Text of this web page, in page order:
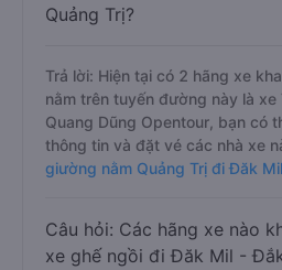
Quảng Trị?
Trả lời: Hiện tại có 2 hãng xe
nằm trên tuyến đường này là xe
Quang Dũng Opentour, bạn có
thông tin và đặt vé các nhà xe
giường nằm Quảng Trị đi Đăk
Câu hỏi: Các hãng xe nào
xe ghế ngồi đi Đăk Mil -